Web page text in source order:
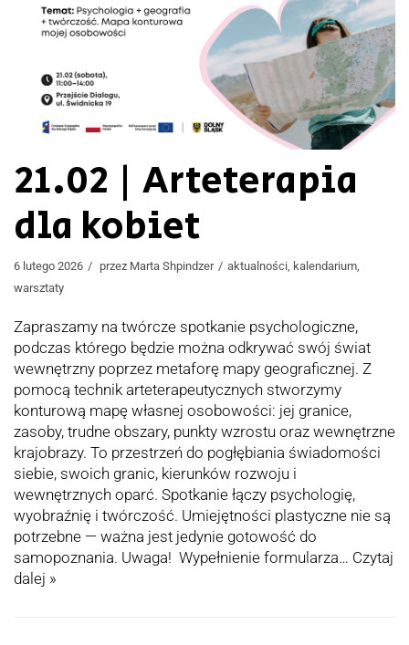
21.02 | Arteterapia
dla kobiet
6 lutego 2026 przez Marta Shpindzer aktualności, kalendarium,
warsztaty
Zapraszamy na twórcze spotkanie psychologiczne,
podczas którego będzie można odkrywać swój świat
wewnętrzny poprzez metaforę mapy geograficznej. Z
pomocą technik arteterapeutycznych stworzymy
konturową mapę własnej osobowości: jej granice,
zasoby, trudne obszary, punkty wzrostu oraz wewnętrzne
krajobrazy. To przestrzeń do pogłębiania świadomości
siebie, swoich granic, kierunków rozwoju i
wewnętrznych oparć. Spotkanie łączy psychologię,
wyobraźnię i twórczość. Umiejętności plastyczne nie są
potrzebne — ważna jest jedynie gotowość do
samopoznania. Uwaga! Wypełnienie formularza… Czytaj
dalej »